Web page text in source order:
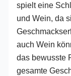
spielt eine
und Wein, da
auch Wein
das bewusste
gesamte